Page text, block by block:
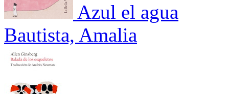
Azul el agua
Bautista, Amalia